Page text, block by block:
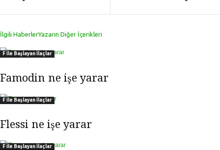
İlgili HaberlerYazarın Diğer İçerikleri
F İle Başlayan İlaçlar
Famodin ne işe yarar
F İle Başlayan İlaçlar
Flessi ne işe yarar
F İle Başlayan İlaçlar